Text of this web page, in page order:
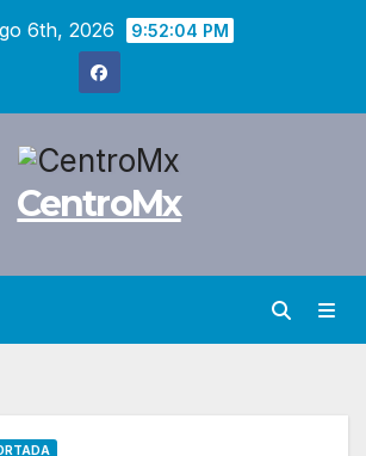
6th, 2026 9:52:05 PM
CentroMx